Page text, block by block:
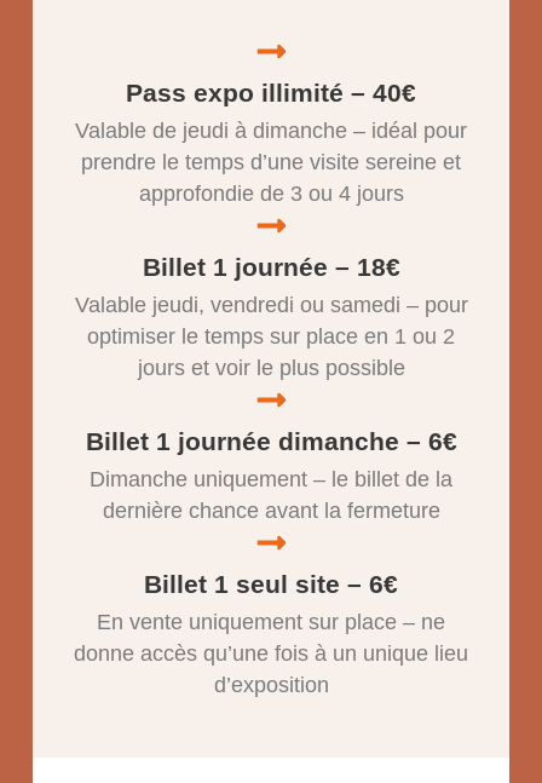
Pass expo illimité – 40€
Valable de jeudi à dimanche – idéal pour
prendre le temps d’une visite sereine et
approfondie de 3 ou 4 jours
Billet 1 journée – 18€
Valable jeudi, vendredi ou samedi – pour
optimiser le temps sur place en 1 ou 2
jours et voir le plus possible
Billet 1 journée dimanche – 6€
Dimanche uniquement – le billet de la
dernière chance avant la fermeture
Billet 1 seul site – 6€
En vente uniquement sur place – ne
donne accès qu’une fois à un unique lieu
d’exposition